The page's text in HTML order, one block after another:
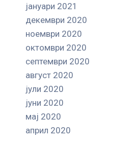
јануари 2021
декември 2020
ноември 2020
октомври 2020
септември 2020
август 2020
јули 2020
јуни 2020
мај 2020
април 2020